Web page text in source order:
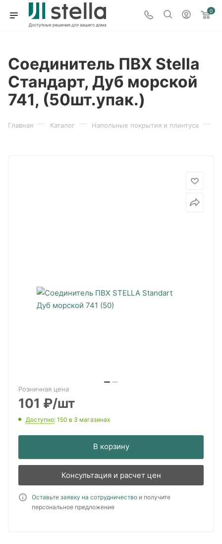
0
Соединитель ПВХ Stella
Стандарт, Дуб морской
741, (50шт.упак.)
Главная — Каталог — Напольные покрытия и плинтуса —
Розничная цена
101 ₽/шт
Доступно: 150 в 3 магазинах
В корзину
Консультация и расчет цен
Оставьте заявку на сотрудничество и получите
персональное предложение